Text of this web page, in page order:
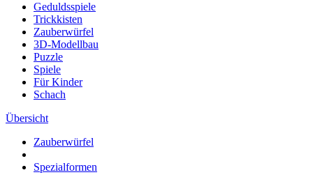
Geduldsspiele
Trickkisten
Zauberwürfel
3D-Modellbau
Puzzle
Spiele
Für Kinder
Schach
Übersicht
Zauberwürfel
Spezialformen